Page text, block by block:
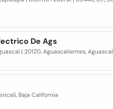
De Ags
| 20120, Aguascalientes,
Baja California